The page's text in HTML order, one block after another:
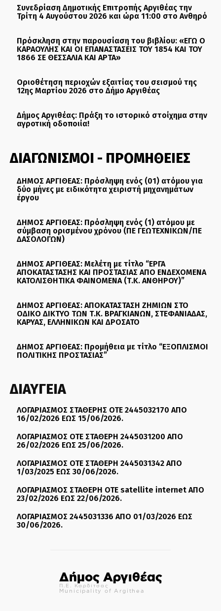
Συνεδρίαση Δημοτικής Επιτροπής Αργιθέας την
Τρίτη 4 Αυγούστου 2026 και ώρα 11:00 στο Ανθηρό
Πρόσκληση στην παρουσίαση του βιβλίου: «ΕΓΩ Ο
ΚΑΡΑΟΥΛΗΣ ΚΑΙ ΟΙ ΕΠΑΝΑΣΤΑΣΕΙΣ ΤΟΥ 1854 ΚΑΙ ΤΟΥ
1866 ΣΕ ΘΕΣΣΑΛΙΑ ΚΑΙ ΑΡΤΑ»
Οριοθέτηση περιοχών εξαιτίας του σεισμού της
12ης Μαρτίου 2026 στο Δήμο Αργιθέας
Δήμος Αργιθέας: Πράξη το ιστορικό στοίχημα στην
αγροτική οδοποιία!
ΔΙΑΓΩΝΙΣΜΟΙ - ΠΡΟΜΗΘΕΙΕΣ
ΔΗΜΟΣ ΑΡΓΙΘΕΑΣ: Πρόσληψη ενός (01) ατόμου για
δύο μήνες με ειδικότητα χειριστή μηχανημάτων
έργου
ΔΗΜΟΣ ΑΡΓΙΘΕΑΣ: Πρόσληψη ενός (1) ατόμου με
σύμβαση ορισμένου χρόνου (ΠΕ ΓΕΩΤΕΧΝΙΚΩΝ/ΠΕ
ΔΑΣΟΛΟΓΩΝ)
ΔΗΜΟΣ ΑΡΓΙΘΕΑΣ: Μελέτη με τίτλο “ΕΡΓΑ
ΑΠΟΚΑΤΑΣΤΑΣΗΣ ΚΑΙ ΠΡΟΣΤΑΣΙΑΣ ΑΠΟ ΕΝΔΕΧΟΜΕΝΑ
ΚΑΤΟΛΙΣΘΗΤΙΚΑ ΦΑΙΝΟΜΕΝΑ (Τ.Κ. ΑΝΘΗΡΟΥ)”
ΔΗΜΟΣ ΑΡΓΙΘΕΑΣ: ΑΠΟΚΑΤΑΣΤΑΣΗ ΖΗΜΙΩΝ ΣΤΟ
ΟΔΙΚΟ ΔΙΚΤΥΟ ΤΩΝ Τ.Κ. ΒΡΑΓΚΙΑΝΩΝ, ΣΤΕΦΑΝΙΑΔΑΣ,
ΚΑΡΥΑΣ, ΕΛΛΗΝΙΚΩΝ ΚΑΙ ΔΡΟΣΑΤΟ
ΔΗΜΟΣ ΑΡΓΙΘΕΑΣ: Προμήθεια με τίτλο “ΕΞΟΠΛΙΣΜΟΙ
ΠΟΛΙΤΙΚΗΣ ΠΡΟΣΤΑΣΙΑΣ”
ΔΙΑΥΓΕΙΑ
ΛΟΓΑΡΙΑΣΜΟΣ ΣΤΑΘΕΡΗΣ ΟΤΕ 2445032170 ΑΠΟ
16/02/2026 ΕΩΣ 15/06/2026.
ΛΟΓΑΡΙΑΣΜΟΣ ΟΤΕ ΣΤΑΘΕΡΗ 2445031200 ΑΠΟ
26/02/2026 ΕΩΣ 25/06/2026.
ΛΟΓΑΡΙΑΣΜΟΣ ΟΤΕ ΣΤΑΘΕΡΗ 2445031342 ΑΠΟ
1/03/2025 ΕΩΣ 30/06/2026.
ΛΟΓΑΡΙΑΣΜΟΣ ΣΤΑΘΕΡΗ ΟΤΕ satellite internet ΑΠΟ
23/02/2026 ΕΩΣ 22/06/2026.
ΛΟΓΑΡΙΑΣΜΟΣ 2445031336 ΑΠΟ 01/03/2026 ΕΩΣ
30/06/2026.
Δήμος Αργιθέας
Π.Ε. Καρδίτσας
Municipality of Argithea